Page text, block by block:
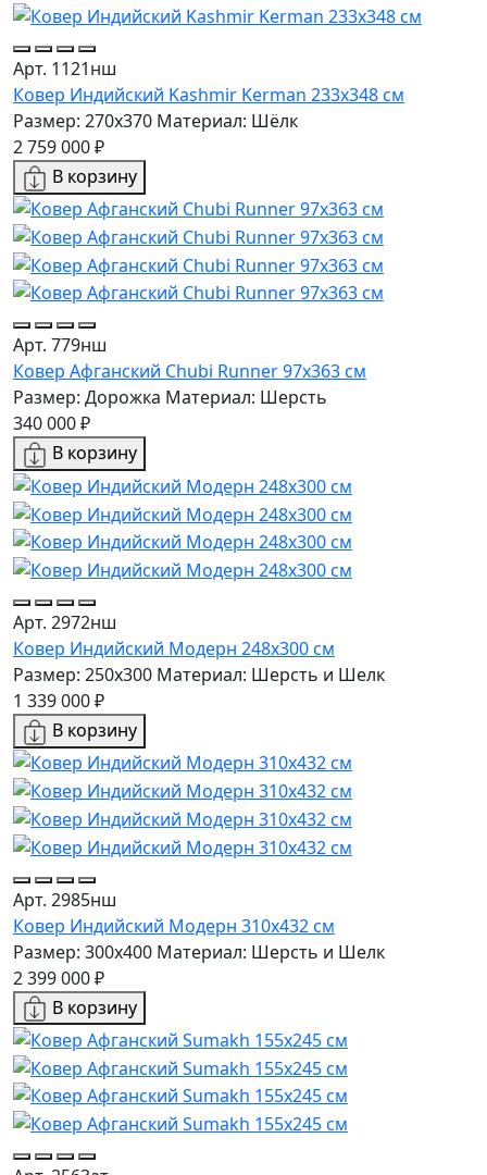
Арт. 1121нш
Ковер Индийский Kashmir Kerman 233x348 см
Размер: 270x370 Материал: Шёлк
2 759 000 ₽
В корзину
Арт. 779нш
Ковер Афганский Chubi Runner 97x363 см
Размер: Дорожка Материал: Шерсть
340 000 ₽
В корзину
Арт. 2972нш
Ковер Индийский Модерн 248x300 см
Размер: 250x300 Материал: Шерсть и Шелк
1 339 000 ₽
В корзину
Арт. 2985нш
Ковер Индийский Модерн 310x432 см
Размер: 300x400 Материал: Шерсть и Шелк
2 399 000 ₽
В корзину